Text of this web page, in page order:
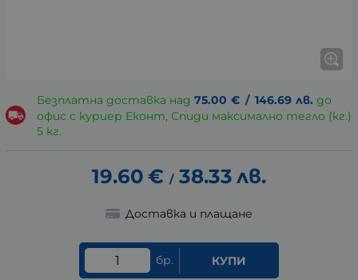
Безплатна доставка над 75.00 € / 146.69 лв. до
офис с куриер Еконт, Спиди максимално тегло (кг.)
5 кг.
19.60 € / 38.33 лв.
Доставка и плащане
бр. КУПИ